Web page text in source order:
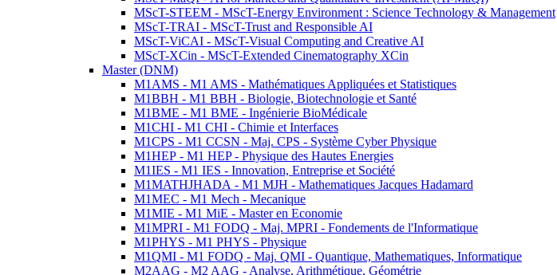
MScT-STEEM - MScT-Energy Environment : Science Technology & Management
MScT-TRAI - MScT-Trust and Responsible AI
MScT-ViCAI - MScT-Visual Computing and Creative AI
MScT-XCin - MScT-Extended Cinematography XCin
Master (DNM)
M1AMS - M1 AMS - Mathématiques Appliquées et Statistiques
M1BBH - M1 BBH - Biologie, Biotechnologie et Santé
M1BME - M1 BME - Ingénierie BioMédicale
M1CHI - M1 CHI - Chimie et Interfaces
M1CPS - M1 CCSN - Maj. CPS - Système Cyber Physique
M1HEP - M1 HEP - Physique des Hautes Energies
M1IES - M1 IES - Innovation, Entreprise et Société
M1MATHJHADA - M1 MJH - Mathematiques Jacques Hadamard
M1MEC - M1 Mech - Mecanique
M1MIE - M1 MiE - Master en Economie
M1MPRI - M1 FODQ - Maj. MPRI - Fondements de l'Informatique
M1PHYS - M1 PHYS - Physique
M1QMI - M1 FODQ - Maj. QMI - Quantique, Mathematiques, Informatique
M2AAG - M2 AAG - Analyse, Arithmétique, Géométrie